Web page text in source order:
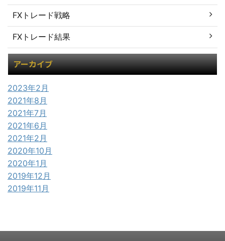
FXトレード戦略
FXトレード結果
アーカイブ
2023年2月
2021年8月
2021年7月
2021年6月
2021年2月
2020年10月
2020年1月
2019年12月
2019年11月